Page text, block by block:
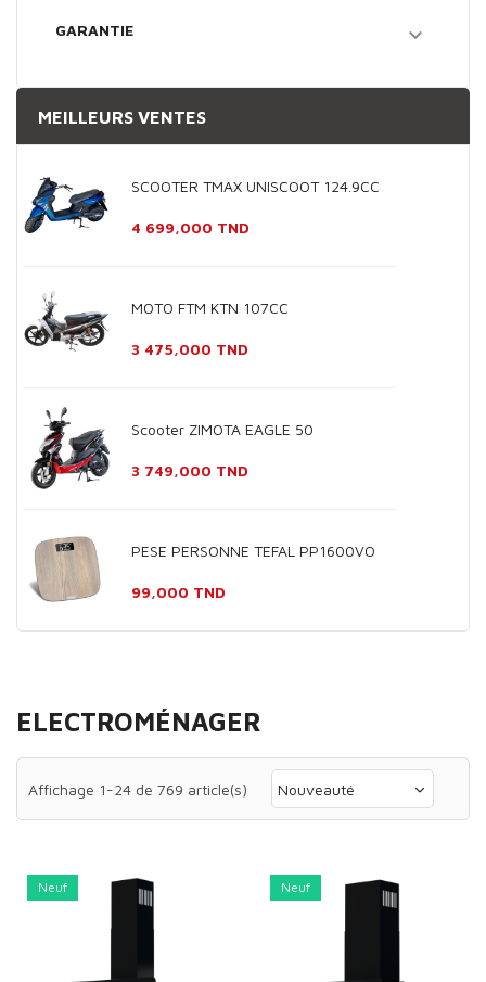
GARANTIE 
MEILLEURS VENTES
SCOOTER TMAX UNISCOOT 124.9CC
Prix
4 699,000 TND
MOTO FTM KTN 107CC
Prix
3 475,000 TND
Scooter ZIMOTA EAGLE 50
Prix
3 749,000 TND
PESE PERSONNE TEFAL PP1600VO
Prix
99,000 TND
ELECTROMÉNAGER
Affichage 1-24 de 769 article(s) Nouveauté
Neuf Neuf